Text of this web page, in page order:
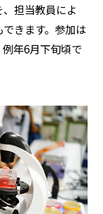
担当教員によ
きます。参加は
年6月下旬頃で